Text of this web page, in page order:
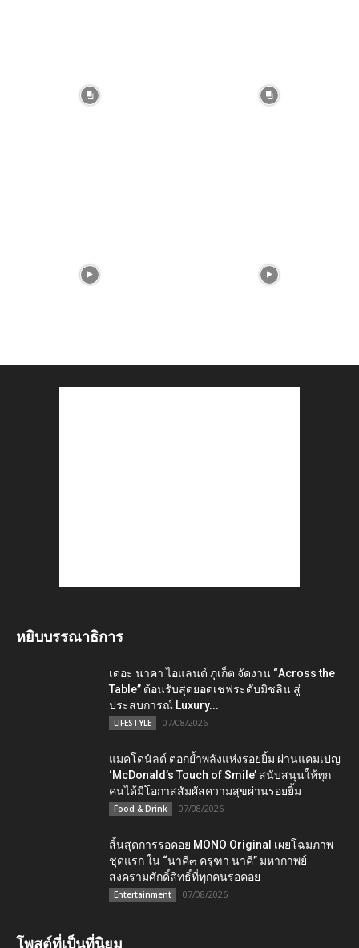
หยิบบรรณาธิการ
เดอะ นาคา ไอแลนด์ ภูเก็ต จัดงาน “Across the
Table” ต้อนรับสุดยอดเชฟระดับมิชลิน สู่
ประสบการณ์ Luxury...
LIFESTYLE 07/08/2026
แมคโดนัลด์ ตอกย้ำพลังแห่งรอยยิ้ม ผ่านแคมเปญ
‘McDonald’s Touch of Smile’ สนับสนุนให้ทุก
คนได้มีโอกาสสัมผัสความสุขผ่านรอยยิ้ม
Food & Drink 07/08/2026
สิ้นสุดการรอคอย MONO Original เผยโฉมภาพ
ชุดแรก ใน “นาคี๓ ครุฑา นาคี” มหากาพย์
สงครามศักดิ์สิทธิ์ที่ทุกคนรอคอย
Entertainment 07/08/2026
โพสต์ที่เป็นที่นิยม